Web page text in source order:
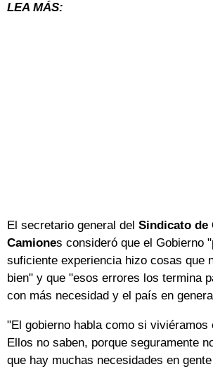
LEA MÁS:
El secretario general del Sindicato de
Camiones consideró que el Gobierno
suficiente experiencia hizo cosas que
bien" y que "esos errores los termina
con más necesidad y el país en
"El gobierno habla como si viviéramos
Ellos no saben, porque seguramente
que hay muchas necesidades en